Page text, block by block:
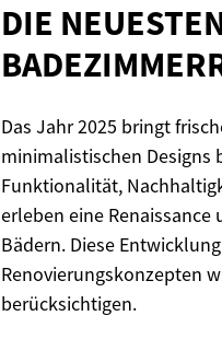
DIE
Das Jahr 2025 bringt
minimalistischen Designs
Funktionalität,
erleben eine
Bädern. Diese
Renovierungskonzepten
berücksichtigen.